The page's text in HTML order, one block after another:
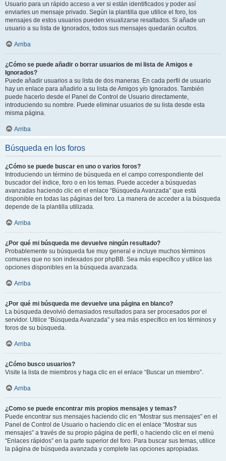
Usuario para un rápido acceso a ver si están identificados y poder así
enviarles un mensaje privado. Según la plantilla que utilice el foro, los
mensajes de estos usuarios pueden visualizarse resaltados. Si añade un
usuario a su lista de Ignorados, todos sus mensajes quedarán ocultos.
Arriba
¿Cómo se puede añadir o borrar usuarios de mi lista de Amigos e
Ignorados?
Puede añadir usuarios a su lista de dos maneras. En cada perfil de usuario
hay un enlace para añadirlo a su lista de Amigos y/o Ignorados. También
puede hacerlo desde el Panel de Control de Usuario directamente,
introduciendo su nombre. Puede eliminar usuarios de su lista desde esta
misma página.
Arriba
Búsqueda en los foros
¿Cómo se puede buscar en uno o varios foros?
Introduciendo un término de búsqueda en el campo correspondiente del
buscador del índice, foro o en los temas. Puede acceder a búsquedas
avanzadas haciendo clic en el enlace “Búsqueda Avanzada” que está
disponible en todas las páginas del foro. La manera de acceder a la búsqueda
depende de la plantilla utilizada.
Arriba
¿Por qué mi búsqueda me devuelve ningún resultado?
Probablemente su búsqueda fue muy general e incluye muchos términos
comunes que no son indexados por phpBB. Sea más específico y utilice las
opciones disponibles en la búsqueda avanzada.
Arriba
¿Por qué mi búsqueda me devuelve una página en blanco?
La búsqueda devolvió demasiados resultados para ser procesados por el
servidor. Utilice “Búsqueda Avanzada” y sea más específico en los términos y
foros de su búsqueda.
Arriba
¿Cómo busco usuarios?
Visite la lista de miembros y haga clic en el enlace “Buscar un miembro”.
Arriba
¿Como se puede encontrar mis propios mensajes y temas?
Puede encontrar sus mensajes haciendo clic en “Mostrar sus mensajes” en el
Panel de Control de Usuario o haciendo clic en el enlace “Mostrar sus
mensajes” a través de su propio página de perfil, o haciendo clic en el menú
“Enlaces rápidos” en la parte superior del foro. Para buscar sus temas, utilice
la página de búsqueda avanzada y complete las opciones apropiadas.